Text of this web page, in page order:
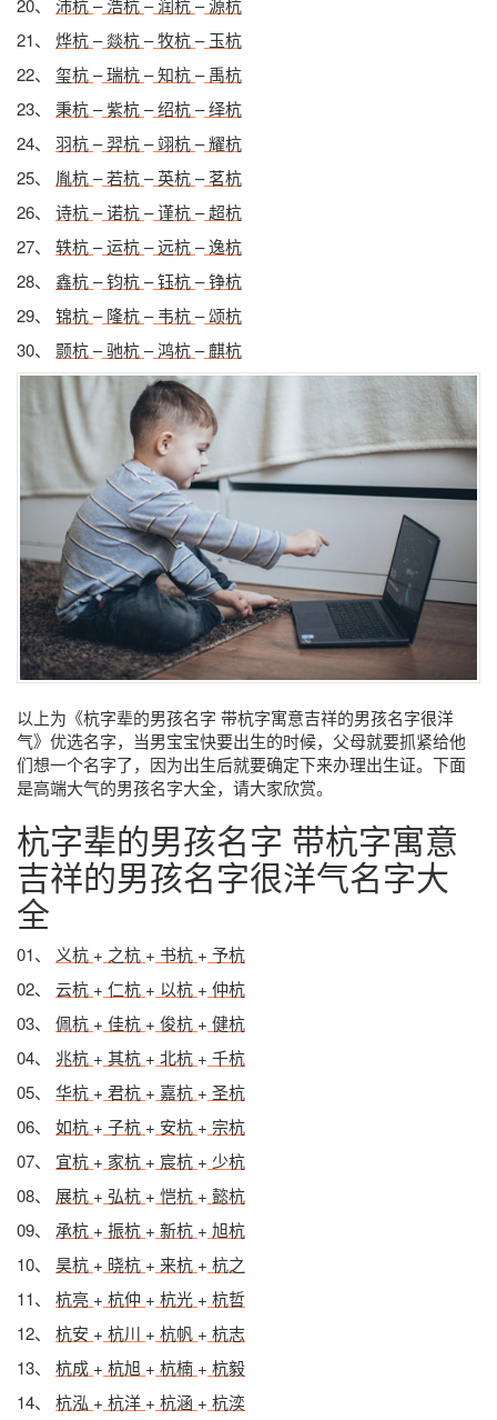
20、 沛杭–浩杭–润杭–源杭
21、 烨杭–燚杭–牧杭–玉杭
22、 玺杭–瑞杭–知杭–禹杭
23、 秉杭–紫杭–绍杭–绎杭
24、 羽杭–羿杭–翊杭–耀杭
25、 胤杭–若杭–英杭–茗杭
26、 诗杭–诺杭–谨杭–超杭
27、 轶杭–运杭–远杭–逸杭
28、 鑫杭–钧杭–钰杭–铮杭
29、 锦杭–隆杭–韦杭–颂杭
30、 颢杭–驰杭–鸿杭–麒杭
以上为《杭字辈的男孩名字 带杭字寓意吉祥的男孩名字很洋
气》优选名字，当男宝宝快要出生的时候，父母就要抓紧给他
们想一个名字了，因为出生后就要确定下来办理出生证。下面
是高端大气的男孩名字大全，请大家欣赏。
杭字辈的男孩名字 带杭字寓意
吉祥的男孩名字很洋气名字大
全
01、 义杭 + 之杭 + 书杭 + 予杭
02、 云杭 + 仁杭 + 以杭 + 仲杭
03、 佩杭 + 佳杭 + 俊杭 + 健杭
04、 兆杭 + 其杭 + 北杭 + 千杭
05、 华杭 + 君杭 + 嘉杭 + 圣杭
06、 如杭 + 子杭 + 安杭 + 宗杭
07、 宜杭 + 家杭 + 宸杭 + 少杭
08、 展杭 + 弘杭 + 恺杭 + 懿杭
09、 承杭 + 振杭 + 新杭 + 旭杭
10、 昊杭 + 晓杭 + 来杭 + 杭之
11、 杭亮 + 杭仲 + 杭光 + 杭哲
12、 杭安 + 杭川 + 杭帆 + 杭志
13、 杭成 + 杭旭 + 杭楠 + 杭毅
14、 杭泓 + 杭洋 + 杭涵 + 杭湙